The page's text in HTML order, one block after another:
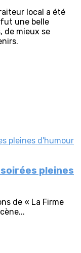
local a été
fut une belle
de mieux se
pleines
de « La Firme